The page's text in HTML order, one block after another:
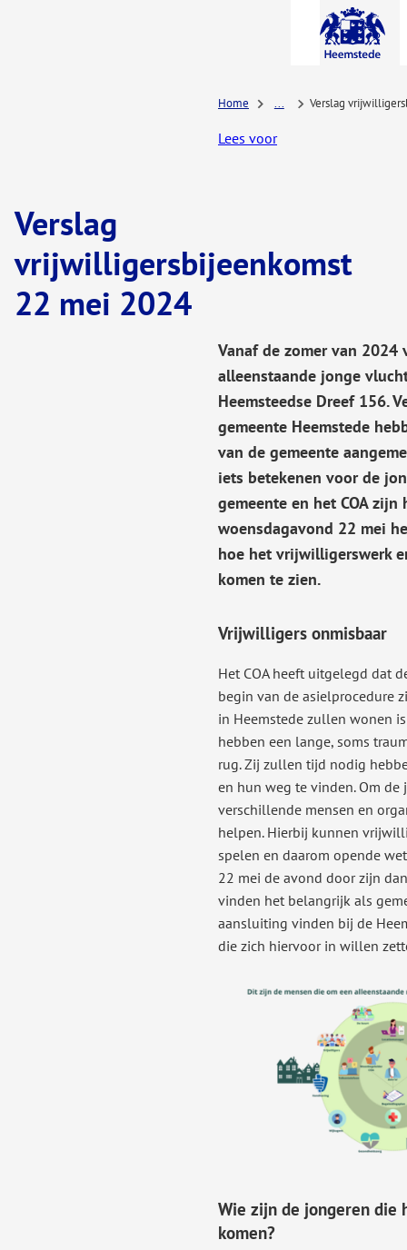
A-Z-
menu
Home Verslag
Lees voor
Verslag
vrijwilligersbijeenkomst
22 mei 2024
Vanaf de zomer van 2024
alleenstaande jonge
Heemsteedse Dreef 156.
gemeente Heemstede
van de gemeente
iets betekenen voor de
gemeente en het COA
woensdagavond 22 mei
hoe het vrijwilligerswerk
komen te zien.
Vrijwilligers onmisbaar
Het COA heeft uitgelegd dat
begin van de asielprocedure
in Heemstede zullen wonen
hebben een lange, soms
rug. Zij zullen tijd nodig
en hun weg te vinden. Om de
verschillende mensen en
helpen. Hierbij kunnen
spelen en daarom opende
22 mei de avond door zijn
vinden het belangrijk als
aansluiting vinden bij de
die zich hiervoor in willen
Wie zijn de jongeren die
komen?